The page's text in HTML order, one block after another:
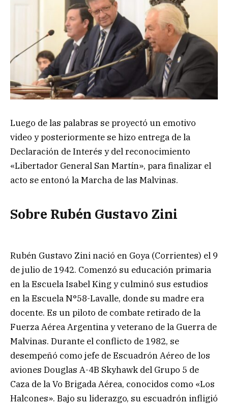
Luego de las palabras se proyectó un emotivo
video y posteriormente se hizo entrega de la
Declaración de Interés y del reconocimiento
«Libertador General San Martín», para finalizar el
acto se entonó la Marcha de las Malvinas.
Sobre Rubén Gustavo Zini
Rubén Gustavo Zini nació en Goya (Corrientes) el 9
de julio de 1942. Comenzó su educación primaria
en la Escuela Isabel King y culminó sus estudios
en la Escuela N°58-Lavalle, donde su madre era
docente. Es un piloto de combate retirado de la
Fuerza Aérea Argentina y veterano de la Guerra de
Malvinas. Durante el conflicto de 1982, se
desempeñó como jefe de Escuadrón Aéreo de los
aviones Douglas A-4B Skyhawk del Grupo 5 de
Caza de la Vo Brigada Aérea, conocidos como «Los
Halcones». Bajo su liderazgo, su escuadrón infligió